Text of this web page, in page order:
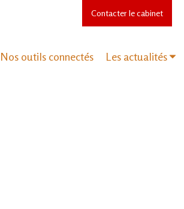
Contacter le cabinet
Nos outils connectés Les actualités